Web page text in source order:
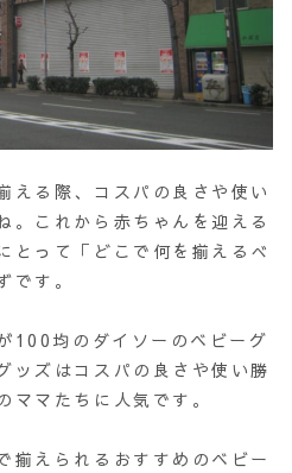
える際、コスパの良さや使い
。これから赤ちゃんを迎える
とって「どこで何を揃えるべ
です。
100均のダイソーのベビーグ
ッズはコスパの良さや使い勝
ママたちに人気です。
揃えられるおすすめのベビー